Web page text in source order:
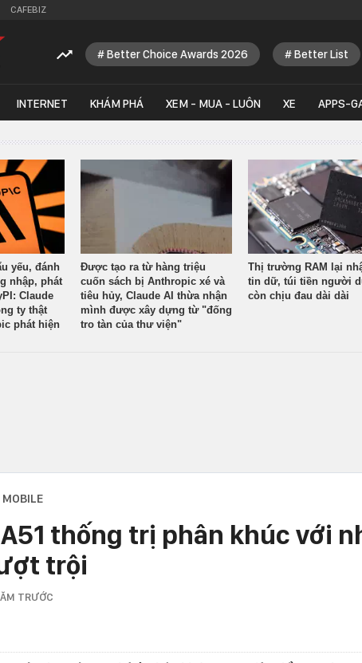
CAFEBIZ
Better Choice Awards 2026 Better List
INTERNET KHÁM PHÁ XEM - MUA - LUÔN XE APPS-
yếu, đánh
nhập, phát
Claude
ty thật
phát hiện
Được tạo ra từ hàng triệu
cuốn sách bị Anthropic xé và
tiêu hủy, Claude AI thừa nhận
mình được xây dựng từ "đống
tro tàn của thư viện"
Thị trường RAM lại
tin dữ, túi tiền người
còn chịu đau dài dài
MOBILE
thống trị phân khúc với
trội
TRƯỚC